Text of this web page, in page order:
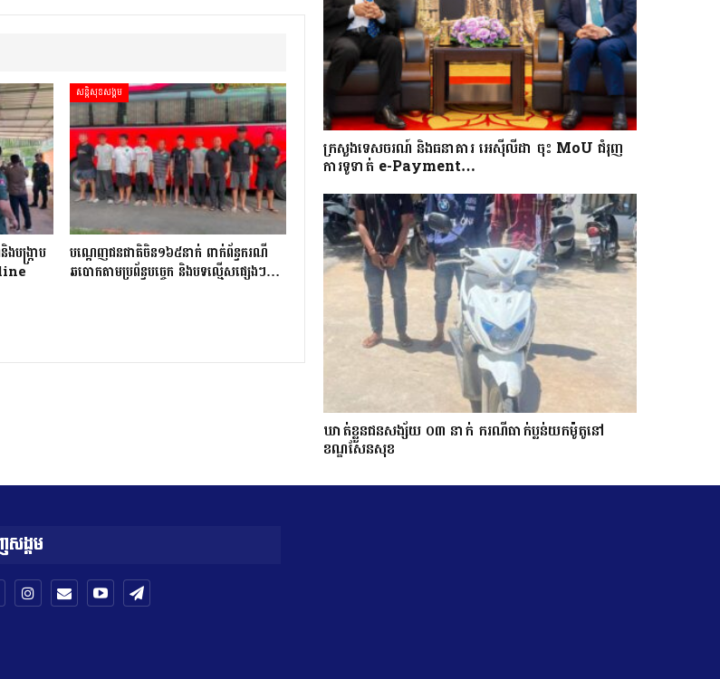
ងបង្ក្រាប
សន្តិសុខសង្គម
បណ្ដេញជនជាតិចិន១៦៥នាក់ ពាក់ព័ន្ធករណី
ឆបោកតាមប្រព័ន្ធបច្ចេក និងបទល្មើសផ្សេងៗ…
ក្រសួងទេសចរណ៍ និងធនាគារ អេស៊ីលីដា ចុះ MoU ជំរុញ
ការទូទាត់ e-Payment…
ឃាត់ខ្លួនជនសង្ស័យ ០៣ នាក់ ករណីធាក់ប្លន់យកម៉ូតូនៅ
ខណ្ឌសែនសុខ
សង្គម